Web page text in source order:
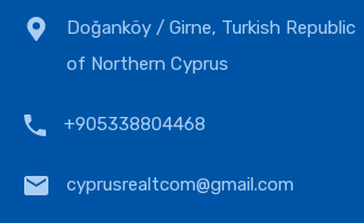
Doğanköy / Girne, Turkish Republic
of Northern Cyprus
+905338804468
cyprusrealtcom@gmail.com